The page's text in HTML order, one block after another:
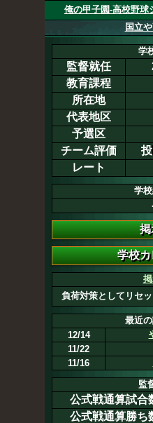
俺の甲子園-高校野球
国立
学
監督就任
教育課程
所在地
代表地区
予選区
チーム評価
投
レート
学
負荷対策としてリセ
最近
12/14
11/22
11/16
監
公式戦通算試合
公式戦通算勝ち